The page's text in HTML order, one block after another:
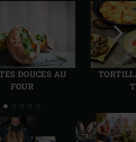
DOUCES AU
FOUR